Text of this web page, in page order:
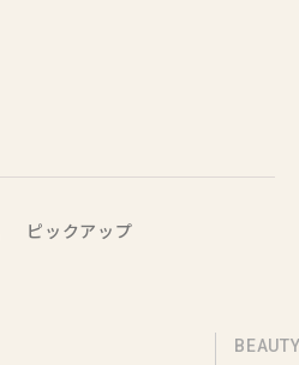
ピックアップ